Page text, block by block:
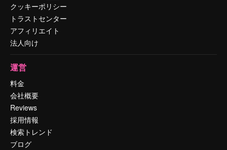
クッキーポリシー
トラストセンター
アフィリエイト
法人向け
運営
料金
会社概要
Reviews
採用情報
検索トレンド
ブログ